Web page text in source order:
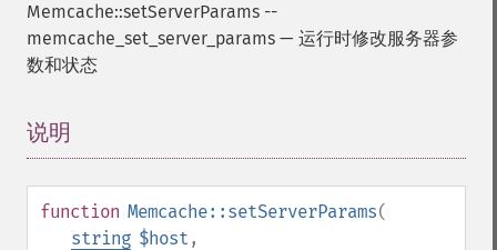
Memcache::setServerParams --
memcache_set_server_params — 运行时修改服务器参
数和状态
说明
function Memcache::setServerParams(
string $host ,